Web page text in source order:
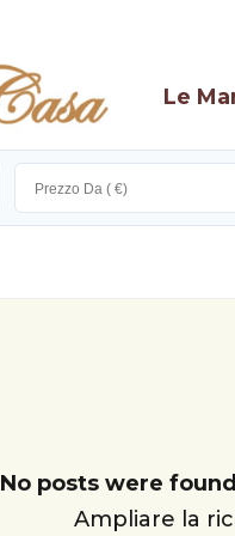
Le
No posts were
Ampliare la